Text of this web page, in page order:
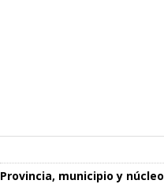
Provincia, municipio y núcleo